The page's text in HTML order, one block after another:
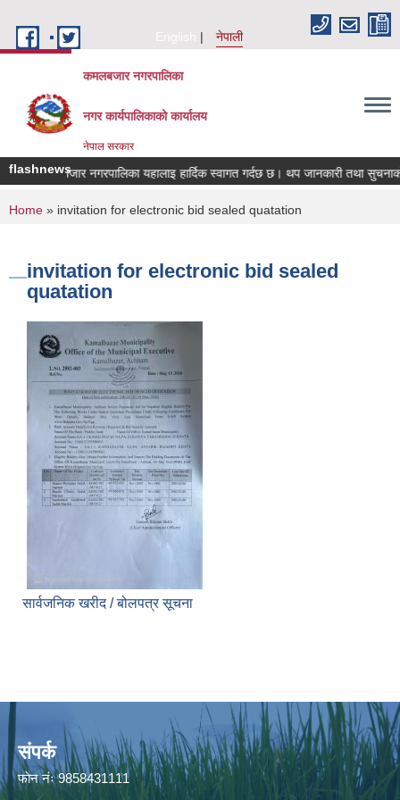
English
नेपाली
कमलबजार नगरपालिका
नगर कार्यपालिकाको कार्यालय
नेपाल सरकार
flashnews
कमलबबजार नगरपालिका यहालाइ हार्दिक स्वागत गर्दछ छ। थप जानकारी तथा
You are here
Home » invitation for electronic bid sealed quatation
invitation for electronic bid sealed
quatation
सार्वजनिक खरीद / बोलपत्र सूचना
संपर्क
फाेन नंः 9858431111